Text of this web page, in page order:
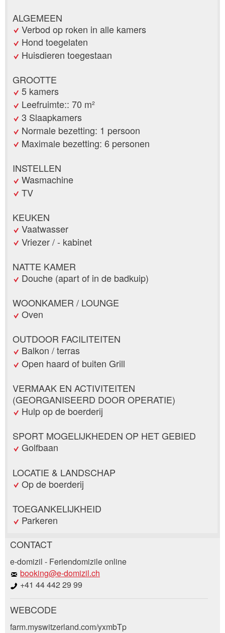
ALGEMEEN
Verbod op roken in alle kamers
Hond toegelaten
Huisdieren toegestaan
GROOTTE
5 kamers
Leefruimte:: 70 m²
3 Slaapkamers
Normale bezetting: 1 persoon
Maximale bezetting: 6 personen
INSTELLEN
Wasmachine
TV
KEUKEN
Vaatwasser
Vriezer / - kabinet
NATTE KAMER
Douche (apart of in de badkuip)
WOONKAMER / LOUNGE
Oven
OUTDOOR FACILITEITEN
Balkon / terras
Open haard of buiten Grill
VERMAAK EN ACTIVITEITEN
(GEORGANISEERD DOOR OPERATIE)
Hulp op de boerderij
SPORT MOGELIJKHEDEN OP HET GEBIED
Golfbaan
LOCATIE & LANDSCHAP
Op de boerderij
TOEGANKELIJKHEID
Parkeren
Post afkeuren
Uw feedback wordt zeer gewaardeerd!
Algemene feedback
Vermelding niet langer geldig
Beveel deze advertentie aan bij vrienden.
CONTACT
e-domizil - Feriendomizile online
booking@e-domizil.ch
+41 44 442 29 99
Boekingsaanvraag
WEBCODE
farm.myswitzerland.com/yxmbTp